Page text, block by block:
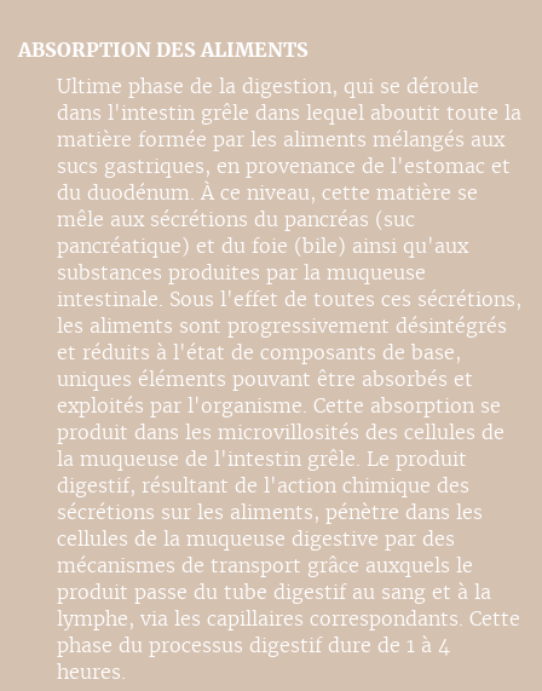
ABSORPTION DES ALIMENTS
Ultime phase de la digestion, qui se déroule
dans l'intestin grêle dans lequel aboutit toute la
matière formée par les aliments mélangés aux
sucs gastriques, en provenance de l'estomac et
du duodénum. À ce niveau, cette matière se
mêle aux sécrétions du pancréas (suc
pancréatique) et du foie (bile) ainsi qu'aux
substances produites par la muqueuse
intestinale. Sous l'effet de toutes ces sécrétions,
les aliments sont progressivement désintégrés
et réduits à l'état de composants de base,
uniques éléments pouvant être absorbés et
exploités par l'organisme. Cette absorption se
produit dans les microvillosités des cellules de
la muqueuse de l'intestin grêle. Le produit
digestif, résultant de l'action chimique des
sécrétions sur les aliments, pénètre dans les
cellules de la muqueuse digestive par des
mécanismes de transport grâce auxquels le
produit passe du tube digestif au sang et à la
lymphe, via les capillaires correspondants. Cette
phase du processus digestif dure de 1 à 4
heures.